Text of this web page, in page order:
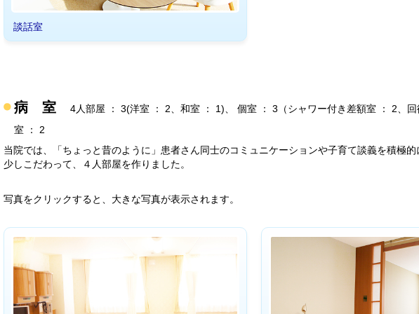
談話室
病 室
4人部屋 ： 3(洋室 ： 2、和室 ： 1)、 個室 ： 3（シャワー付き差額室 ： 2、
室 ： 2
当院では、「ちょっと昔のように」患者さん同士のコミュニケーションや子育て談義を積極
少しこだわって、４人部屋を作りました。
写真をクリックすると、大きな写真が表示されます。